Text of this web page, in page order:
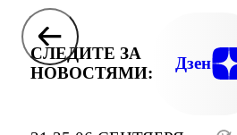
СЛЕДИТЕ ЗА
НОВОСТЯМИ:
Дзен